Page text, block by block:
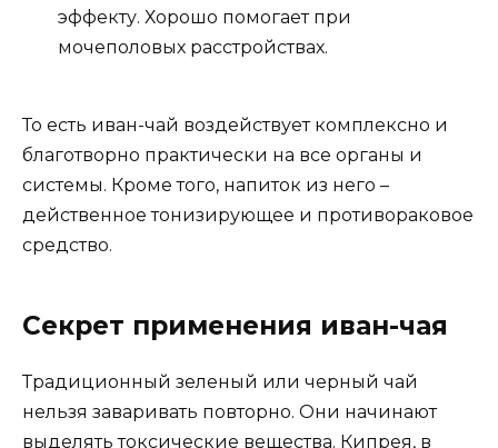
эффекту. Хорошо помогает при
мочеполовых расстройствах.
То есть иван-чай воздействует комплексно и
благотворно практически на все органы и
системы. Кроме того, напиток из него –
действенное тонизирующее и противораковое
средство.
Секрет применения иван-чая
Традиционный зеленый или черный чай
нельзя заваривать повторно. Они начинают
выделять токсические вещества. Кипрея, в